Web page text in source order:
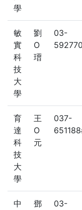
學
敏
實
科
技
大
學
劉
O
瑨
03-
育
達
科
技
大
學
王
O
元
037-
中
鄧
03-